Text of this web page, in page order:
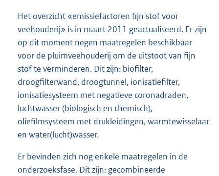
Het overzicht «emissiefactoren fijn stof voor
veehouderij» is in maart 2011 geactualiseerd. Er zijn
op dit moment negen maatregelen beschikbaar
voor de pluimveehouderij om de uitstoot van fijn
stof te verminderen. Dit zijn: biofilter,
droogfilterwand, droogtunnel, ionisatiefilter,
ionisatiesysteem met negatieve coronadraden,
luchtwasser (biologisch en chemisch),
oliefilmsysteem met drukleidingen, warmtewisselaar
en water(lucht)wasser.
Er bevinden zich nog enkele maatregelen in de
onderzoeksfase. Dit zijn: gecombineerde